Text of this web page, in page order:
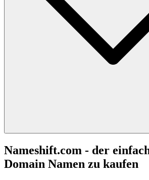
Nameshift.com - der
Domain Namen zu kaufen